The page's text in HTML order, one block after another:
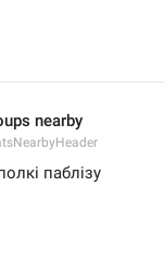
nearby
паблізу